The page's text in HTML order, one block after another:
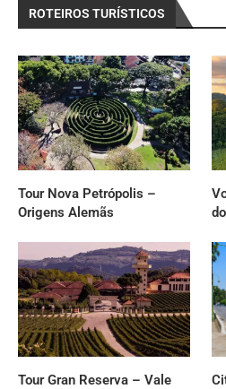
ROTEIROS TURÍSTICOS
Tour Nova Petrópolis –
Origens Alemãs
Tour Gran Reserva – Vale